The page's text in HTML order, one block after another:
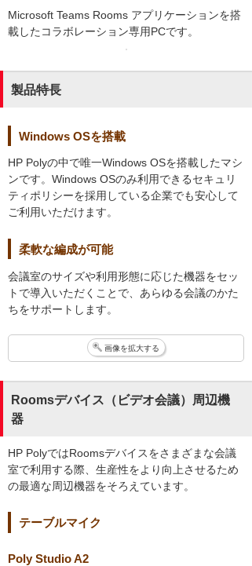
Microsoft Teams Rooms アプリケーションを搭
載したコラボレーション専用PCです。
製品特長
Windows OSを搭載
HP Polyの中で唯一Windows OSを搭載したマシ
ンです。Windows OSのみ利用できるセキュリ
ティポリシーを採用している企業でも安心して
ご利用いただけます。
柔軟な編成が可能
会議室のサイズや利用形態に応じた機器をセッ
トで導入いただくことで、あらゆる会議のかた
ちをサポートします。
画像を拡大する
Roomsデバイス（ビデオ会議）周辺機
器
HP PolyではRoomsデバイスをさまざまな会議
室で利用する際、生産性をより向上させるため
の最適な周辺機器をそろえています。
テーブルマイク
Poly Studio A2